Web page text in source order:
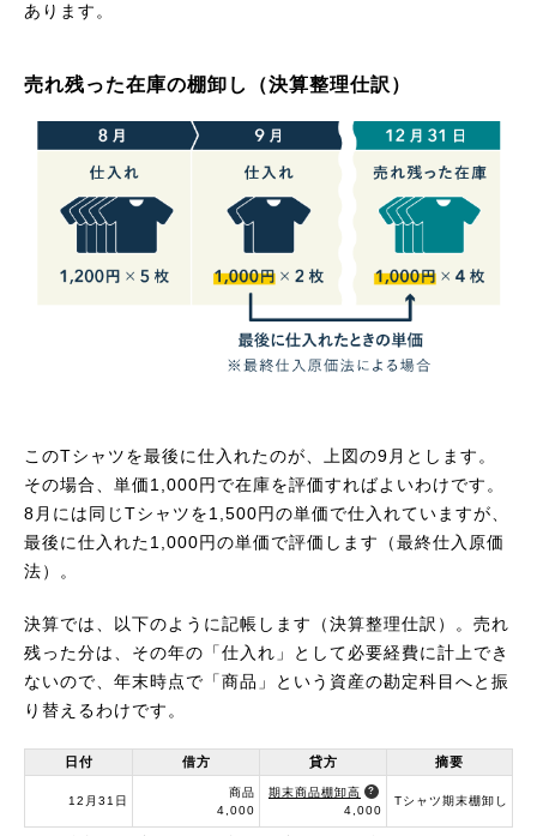
あります。
売れ残った在庫の棚卸し（決算整理仕訳）
このTシャツを最後に仕入れたのが、上図の9月とします。
その場合、単価1,000円で在庫を評価すればよいわけです。
8月には同じTシャツを1,500円の単価で仕入れていますが、
最後に仕入れた1,000円の単価で評価します（最終仕入原価
法）。
決算では、以下のように記帳します（決算整理仕訳）。売れ
残った分は、その年の「仕入れ」として必要経費に計上でき
ないので、年末時点で「商品」という資産の勘定科目へと振
り替えるわけです。
日付 借方 貸方 摘要
12月31日
商品
4,000
期末商品棚卸高
4,000
Tシャツ期末棚卸し